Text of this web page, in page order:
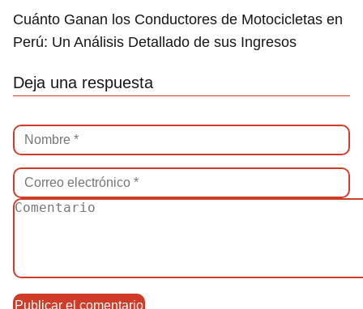
Cuánto Ganan los Conductores de Motocicletas en
Perú: Un Análisis Detallado de sus Ingresos
Deja una respuesta